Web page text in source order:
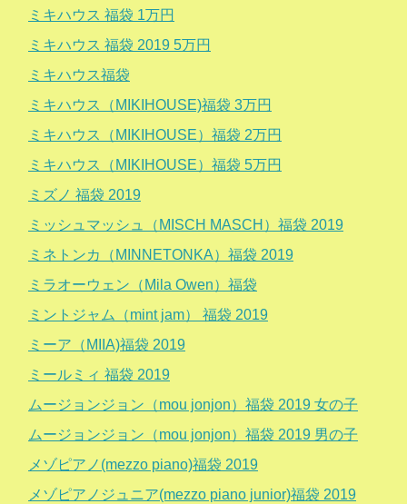
ミキハウス 福袋 1万円
ミキハウス 福袋 2019 5万円
ミキハウス福袋
ミキハウス（MIKIHOUSE)福袋 3万円
ミキハウス（MIKIHOUSE）福袋 2万円
ミキハウス（MIKIHOUSE）福袋 5万円
ミズノ 福袋 2019
ミッシュマッシュ（MISCH MASCH）福袋 2019
ミネトンカ（MINNETONKA）福袋 2019
ミラオーウェン（Mila Owen）福袋
ミントジャム（mint jam） 福袋 2019
ミーア（MIIA)福袋 2019
ミールミィ 福袋 2019
ムージョンジョン（mou jonjon）福袋 2019 女の子
ムージョンジョン（mou jonjon）福袋 2019 男の子
メゾピアノ(mezzo piano)福袋 2019
メゾピアノジュニア(mezzo piano junior)福袋 2019